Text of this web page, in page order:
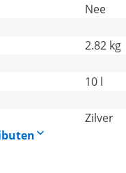
Nee
2.82 kg
10 l
Zilver